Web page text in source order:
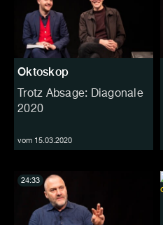
Oktoskop
Trotz Absage: Diagonale
2020
vom 15.03.2020
24:33